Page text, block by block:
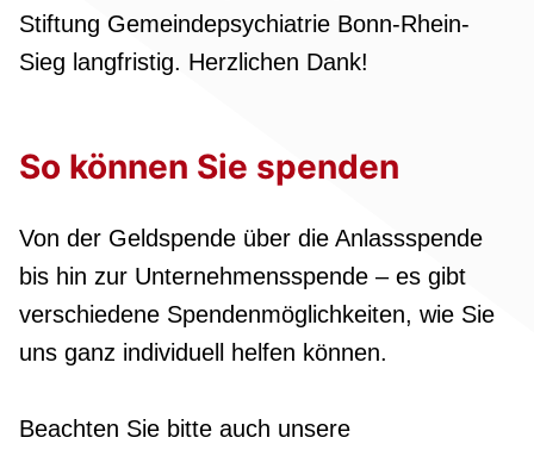
Stiftung Gemeindepsychiatrie Bonn-Rhein-
Sieg langfristig. Herzlichen Dank!
So können Sie spenden
Von der Geldspende über die Anlassspende
bis hin zur Unternehmensspende – es gibt
verschiedene Spendenmöglichkeiten, wie Sie
uns ganz individuell helfen können.
Beachten Sie bitte auch unsere